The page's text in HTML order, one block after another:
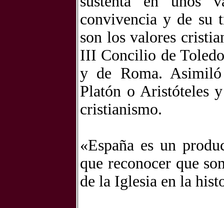
convivencia y de su
son los valores
III Concilio de
y de Roma. Asimiló
Platón o Aristóteles
cristianismo.
«España es un
que reconocer que
de la Iglesia en la